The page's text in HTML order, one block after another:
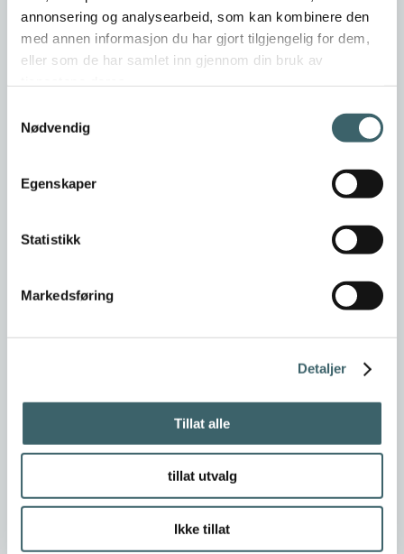
annonsering og analysearbeid, som kan kombinere den
med annen informasjon du har gjort tilgjengelig for dem,
eller som de har samlet inn gjennom din bruk av
Nødvendig
Egenskaper
Statistikk
Markedsføring
Detaljer
Tillat alle
tillat utvalg
Ikke tillat